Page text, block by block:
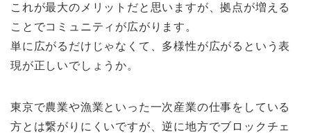
これが最大のメリットだと思いますが、拠点が増える
ことでコミュニティが広がります。
単に広がるだけじゃなくて、多様性が広がるという表
現が正しいでしょうか。
東京で農業や漁業といった一次産業の仕事をしている
方とは繋がりにくいですが、逆に地方でブロックチェ